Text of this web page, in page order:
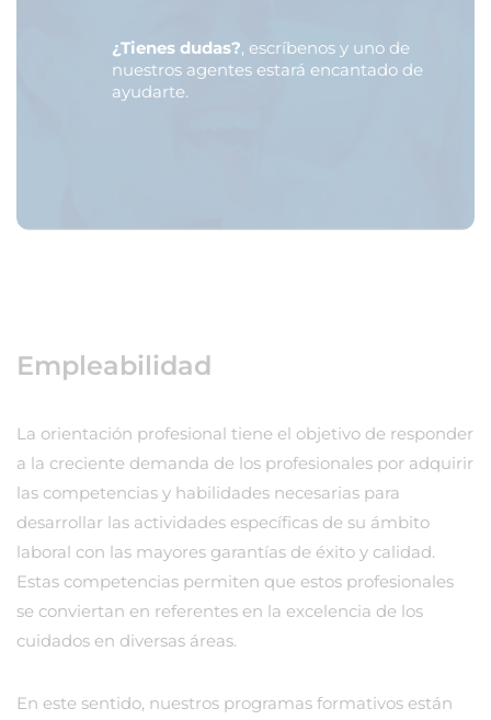
¿Tienes dudas?, escríbenos y uno de
nuestros agentes estará encantado de
ayudarte.
Empleabilidad
La orientación profesional tiene el objetivo de responder
a la creciente demanda de los profesionales por adquirir
las competencias y habilidades necesarias para
desarrollar las actividades específicas de su ámbito
laboral con las mayores garantías de éxito y calidad.
Estas competencias permiten que estos profesionales
se conviertan en referentes en la excelencia de los
cuidados en diversas áreas.
En este sentido, nuestros programas formativos están